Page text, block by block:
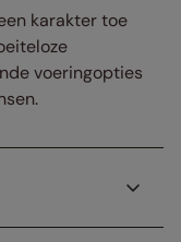
karakter toe
voeringopties